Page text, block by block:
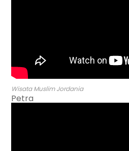
Wisata Muslim Jordania
Petra